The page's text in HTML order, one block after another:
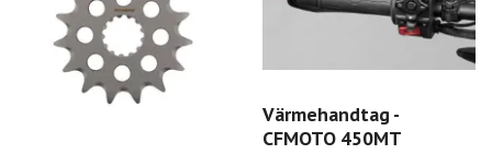
Värmehandtag -
CFMOTO 450MT